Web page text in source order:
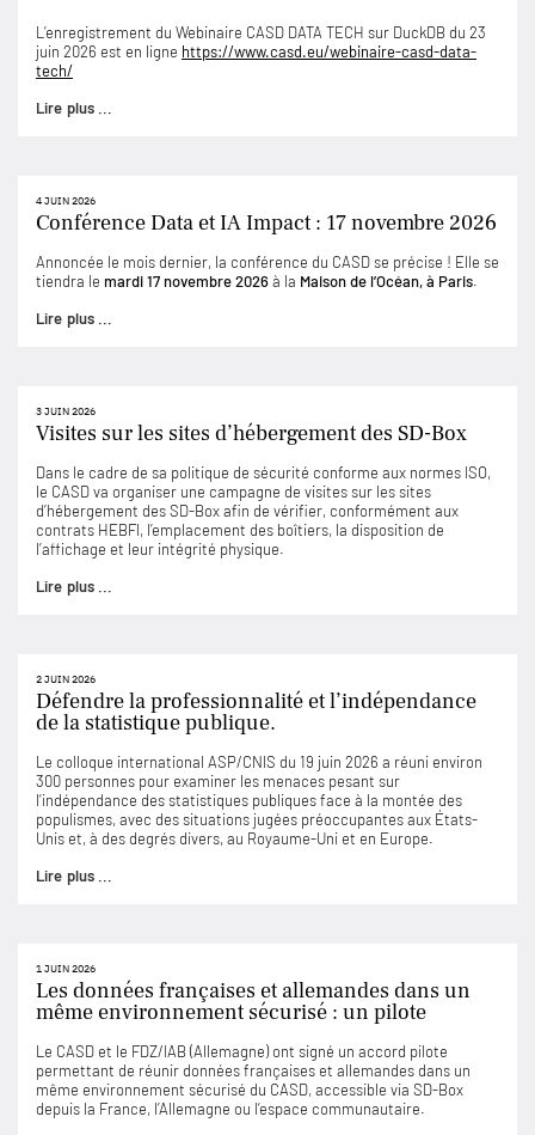
L’enregistrement du Webinaire CASD DATA TECH sur DuckDB du 23
juin 2026 est en ligne https://www.casd.eu/webinaire-casd-data-
tech/
Lire plus ...
4 JUIN 2026
Conférence Data et IA Impact : 17 novembre 2026
Annoncée le mois dernier, la conférence du CASD se précise ! Elle se
tiendra le mardi 17 novembre 2026à la Maison de l’Océan, à Paris.
Lire plus ...
3 JUIN 2026
Visites sur les sites d’hébergement des SD-Box
Dans le cadre de sa politique de sécurité conforme aux normes ISO,
le CASD va organiser une campagne de visites sur les sites
d’hébergement des SD-Box afin de vérifier, conformément aux
contrats HEBFI, l’emplacement des boîtiers, la disposition de
l’affichage et leur intégrité physique.
Lire plus ...
2 JUIN 2026
Défendre la professionnalité et l’indépendance
de la statistique publique.
Le colloque international ASP/CNIS du 19 juin 2026 a réuni environ
300 personnes pour examiner les menaces pesant sur
l’indépendance des statistiques publiques face à la montée des
populismes, avec des situations jugées préoccupantes aux États-
Unis et, à des degrés divers, au Royaume-Uni et en Europe.
Lire plus ...
1 JUIN 2026
Les données françaises et allemandes dans un
même environnement sécurisé : un pilote
Le CASD et le FDZ/IAB (Allemagne) ont signé un accord pilote
permettant de réunir données françaises et allemandes dans un
même environnement sécurisé du CASD, accessible via SD-Box
depuis la France, l’Allemagne ou l’espace communautaire.